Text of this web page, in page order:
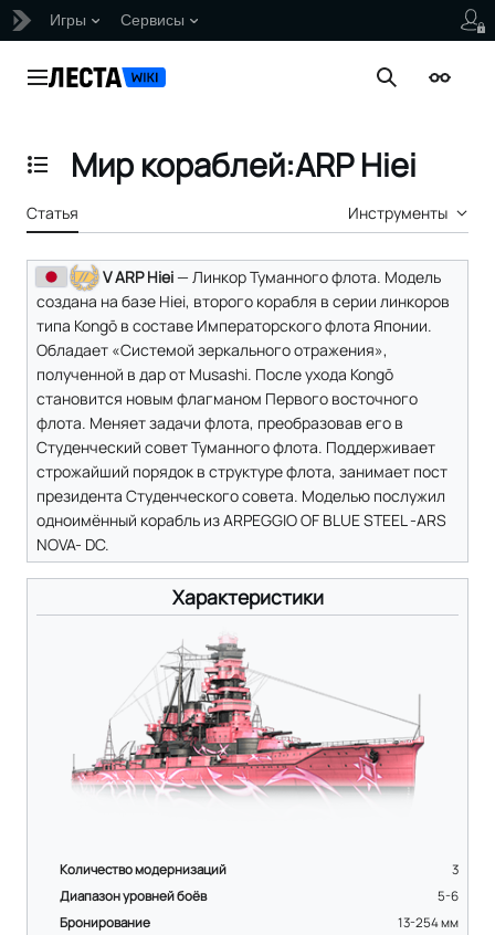
Игры Сервисы
Главное меню Поиск
Отобразить/Скрыть содержание
Мир кораблей:ARP Hiei
Статья Инструменты
V ARP Hiei— Линкор Туманного флота. Модель
создана на базе Hiei, второго корабля в серии линкоров
типа Kongō в составе Императорского флота Японии.
Обладает «Системой зеркального отражения»,
полученной в дар от Musashi. После ухода Kongō
становится новым флагманом Первого восточного
флота. Меняет задачи флота, преобразовав его в
Студенческий совет Туманного флота. Поддерживает
строжайший порядок в структуре флота, занимает пост
президента Студенческого совета. Моделью послужил
одноимённый корабль из ARPEGGIO OF BLUE STEEL -ARS
NOVA- DC.
Характеристики
Количество модернизаций
3
Диапазон уровней боёв
5-6
Бронирование
13-254мм